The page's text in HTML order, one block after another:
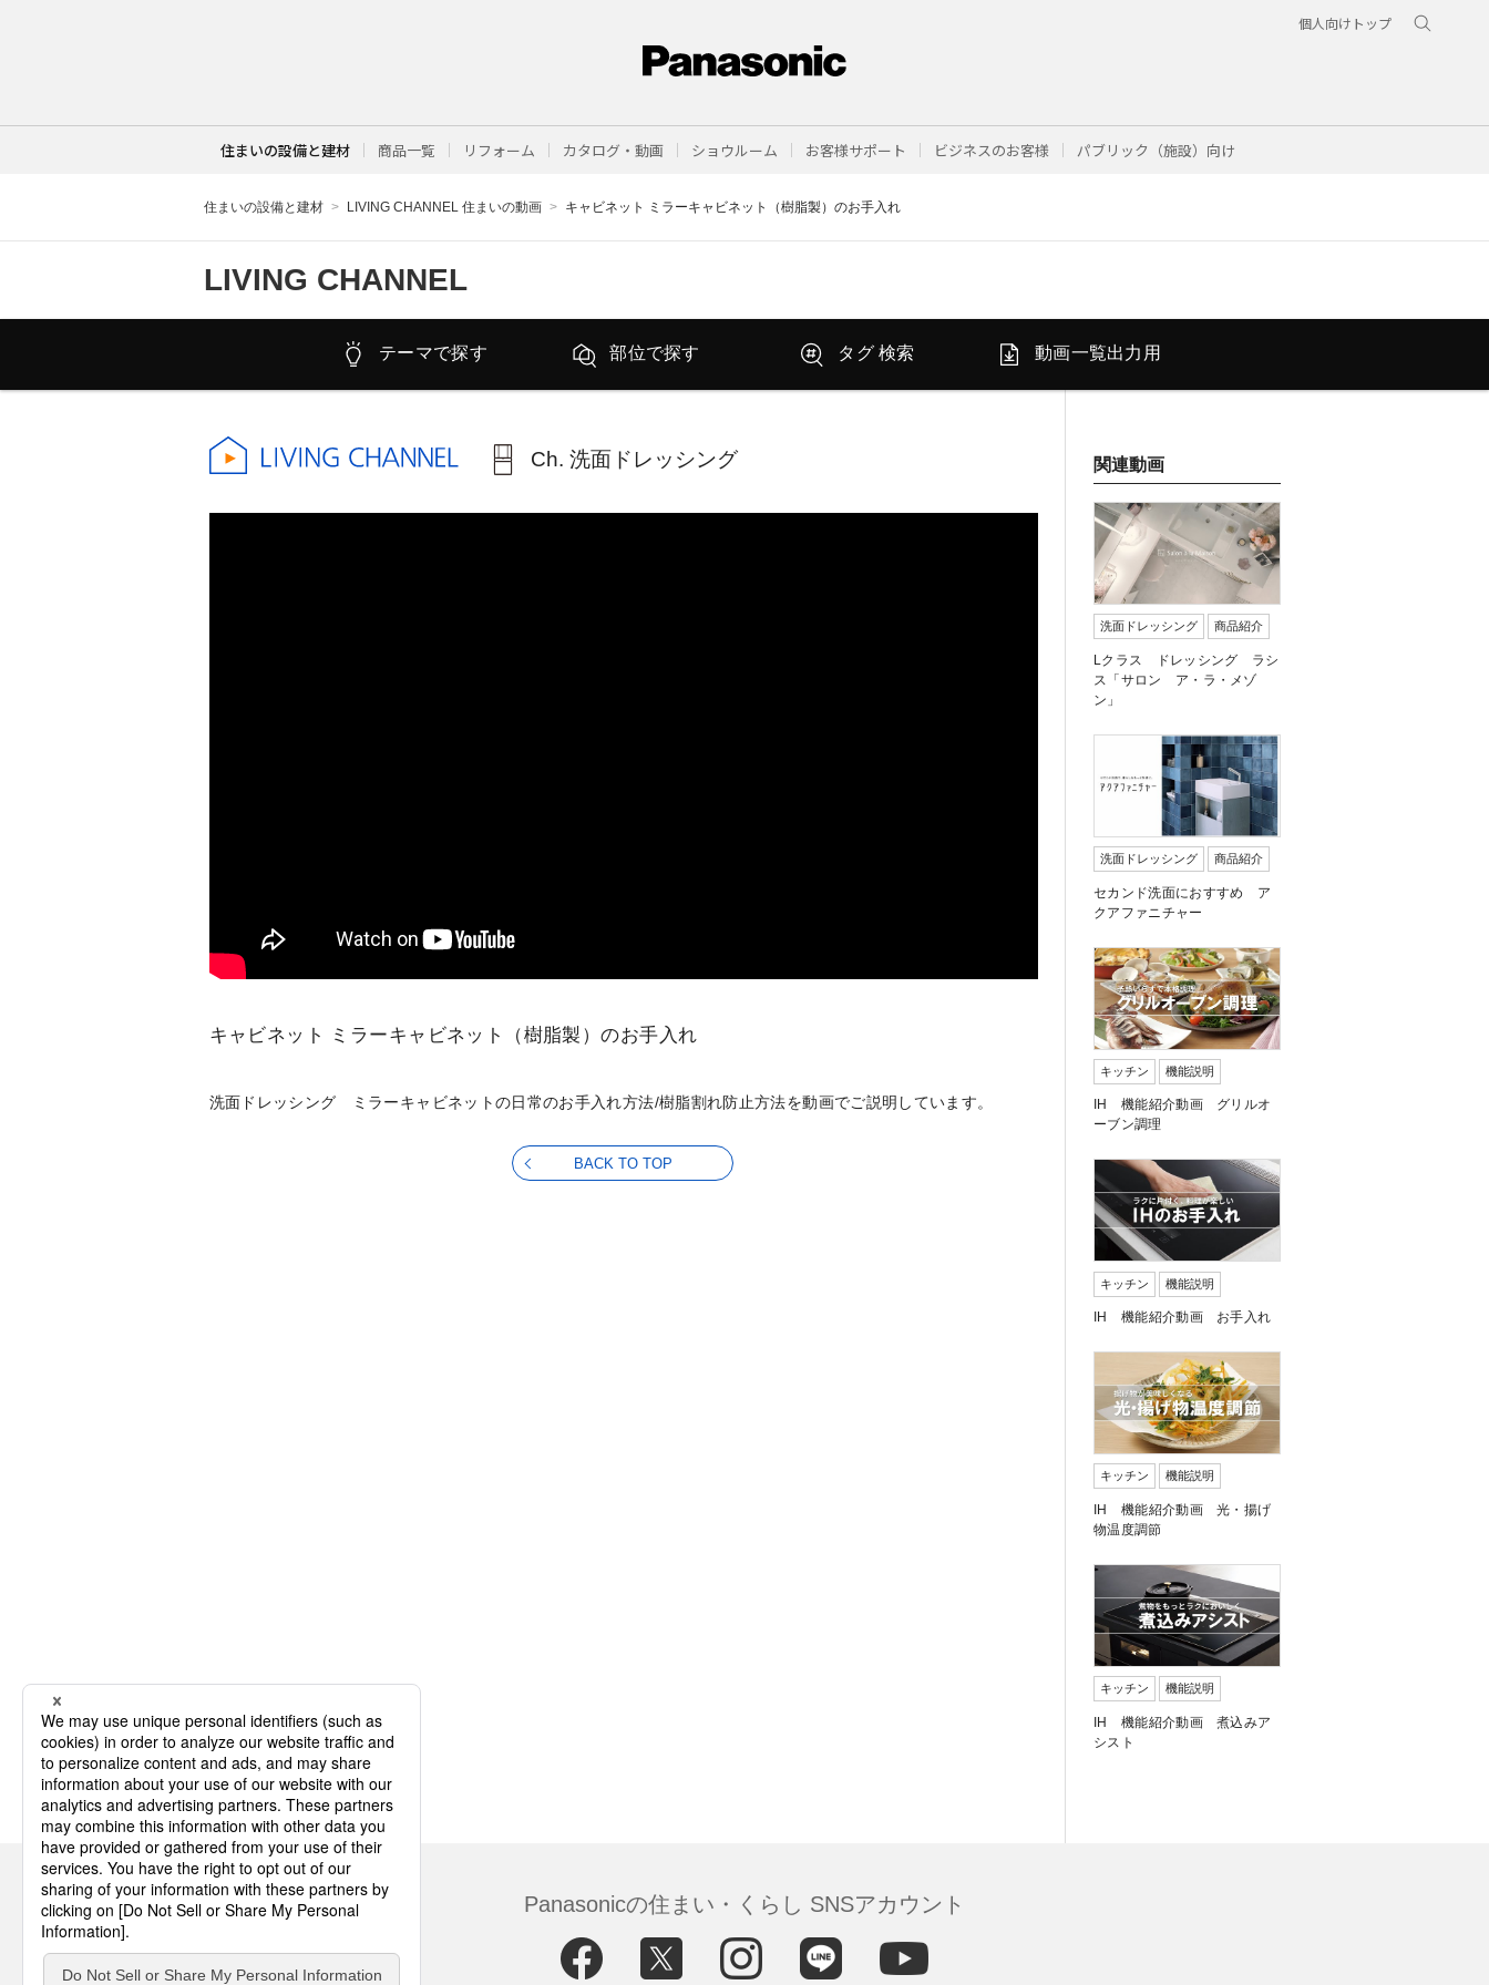
個人向けトップ
住まいの設備と建材 商品一覧 リフォーム カタログ・動画 ショウルーム お客様サポート ビジネスのお客様 パブリック（施設）向け
住まいの設備と建材 LIVING CHANNEL 住まいの動画 キャビネット ミラーキャビネット（樹脂製）のお手入れ
LIVING CHANNEL
テーマで探す 部位で探す タグ 検索 動画一覧出力用
Ch. 洗面ドレッシング
キャビネット ミラーキャビネット（樹脂製）のお手入れ
洗面ドレッシング ミラーキャビネットの日常のお手入れ方法/樹脂割れ防止方法を動画でご説明しています。
BACK TO TOP
関連動画
洗面ドレッシング 商品紹介
Lクラス ドレッシング ラシ
ス「サロン ア・ラ・メゾ
ン」
洗面ドレッシング 商品紹介
セカンド洗面におすすめ ア
クアファニチャー
キッチン 機能説明
IH 機能紹介動画 グリルオ
ーブン調理
キッチン 機能説明
IH 機能紹介動画 お手入れ
キッチン 機能説明
IH 機能紹介動画 光・揚げ
物温度調節
キッチン 機能説明
IH 機能紹介動画 煮込みア
シスト
Panasonicの住まい・くらし SNSアカウント